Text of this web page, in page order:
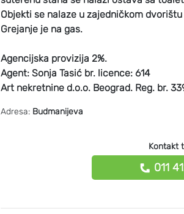
Objekti se nalaze u zajedničkom
Grejanje je na gas.
Agencijska provizija 2%.
Agent: Sonja Tasić br. licence: 614
Art nekretnine d.o.o. Beograd. Reg. br.
Adresa: Budmanijeva
Kontakt
011